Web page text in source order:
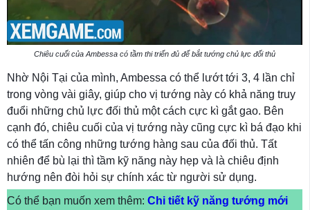
Chiêu cuối của Ambessa có tầm thi triển đủ để bắt tướng chủ lực đối thủ
Nhờ Nội Tại của mình, Ambessa có thể lướt tới 3, 4 lần chỉ
trong vòng vài giây, giúp cho vị tướng này có khả năng truy
đuổi những chủ lực đối thủ một cách cực kì gắt gao. Bên
cạnh đó, chiêu cuối của vị tướng này cũng cực kì bá đạo khi
có thể tấn công những tướng hàng sau của đối thủ. Tất
nhiên để bù lại thì tầm kỹ năng này hẹp và là chiêu định
hướng nên đòi hỏi sự chính xác từ người sử dụng.
Có thể bạn muốn xem thêm: Chi tiết kỹ năng tướng mới